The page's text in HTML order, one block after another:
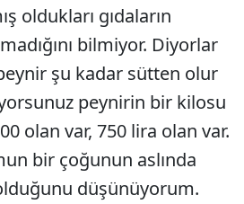
oldukları gıdaların
bilmiyor. Diyorlar
şu kadar sütten olur
peynirin bir kilosu
olan var, 750 lira olan var.
bir çoğunun aslında
düşünüyorum.